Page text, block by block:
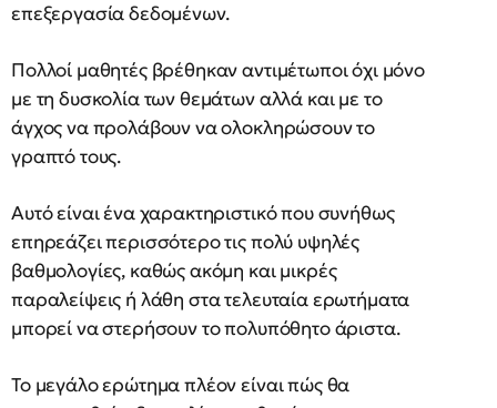
επεξεργασία δεδομένων.
Πολλοί μαθητές βρέθηκαν αντιμέτωποι όχι μόνο
με τη δυσκολία των θεμάτων αλλά και με το
άγχος να προλάβουν να ολοκληρώσουν το
γραπτό τους.
Αυτό είναι ένα χαρακτηριστικό που συνήθως
επηρεάζει περισσότερο τις πολύ υψηλές
βαθμολογίες, καθώς ακόμη και μικρές
παραλείψεις ή λάθη στα τελευταία ερωτήματα
μπορεί να στερήσουν το πολυπόθητο άριστα.
Το μεγάλο ερώτημα πλέον είναι πώς θα